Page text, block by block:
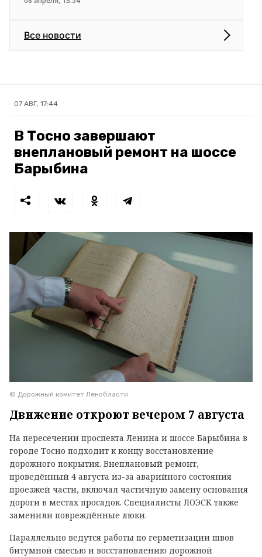
Все новости
07 АВГ, 17:44
В Тосно завершают
внеплановый ремонт на шоссе
Барыбина
© Дорожный комитет Ленобласти
Движение откроют вечером 7 августа
На пересечении проспекта Ленина и шоссе Барыбина в
городе Тосно подходит к концу восстановление
дорожного покрытия. Внеплановый ремонт,
проведённый 4 августа из-за аварийного состояния
проезжей части, включал частичную замену основания
дороги в местах просадок. Специалисты ЛОЭСК также
заменили повреждённые люки.
Параллельно ведутся работы по герметизации швов
битумной смесью и восстановлению дорожной